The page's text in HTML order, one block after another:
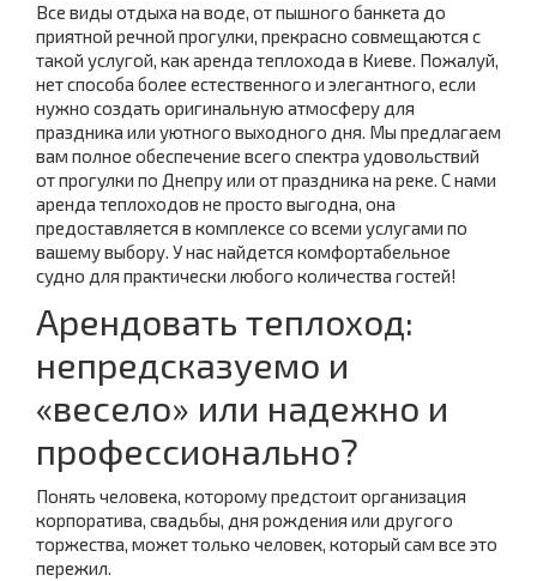
Все виды отдыха на воде, от пышного банкета до
приятной речной прогулки, прекрасно совмещаются с
такой услугой, как аренда теплохода в Киеве. Пожалуй,
нет способа более естественного и элегантного, если
нужно создать оригинальную атмосферу для
праздника или уютного выходного дня. Мы предлагаем
вам полное обеспечение всего спектра удовольствий
от прогулки по Днепру или от праздника на реке. С нами
аренда теплоходов не просто выгодна, она
предоставляется в комплексе со всеми услугами по
вашему выбору. У нас найдется комфортабельное
судно для практически любого количества гостей!
Арендовать теплоход:
непредсказуемо и
«весело» или надежно и
профессионально?
Понять человека, которому предстоит организация
корпоратива, свадьбы, дня рождения или другого
торжества, может только человек, который сам все это
пережил.